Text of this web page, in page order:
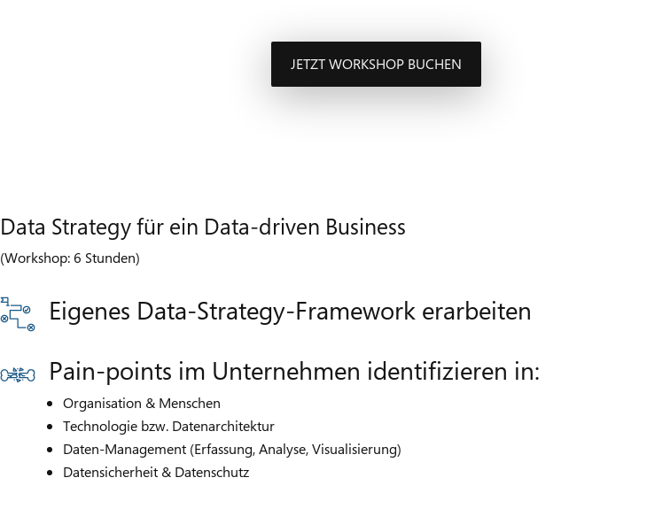
JETZT WORKSHOP BUCHEN
Data Strategy für ein Data-driven Business
(Workshop: 6 Stunden)
Eigenes Data-Strategy-Framework erarbeiten
Pain-points im Unternehmen identifizieren in:
Organisation & Menschen
Technologie bzw. Datenarchitektur
Daten-Management (Erfassung, Analyse, Visualisierung)
Datensicherheit & Datenschutz